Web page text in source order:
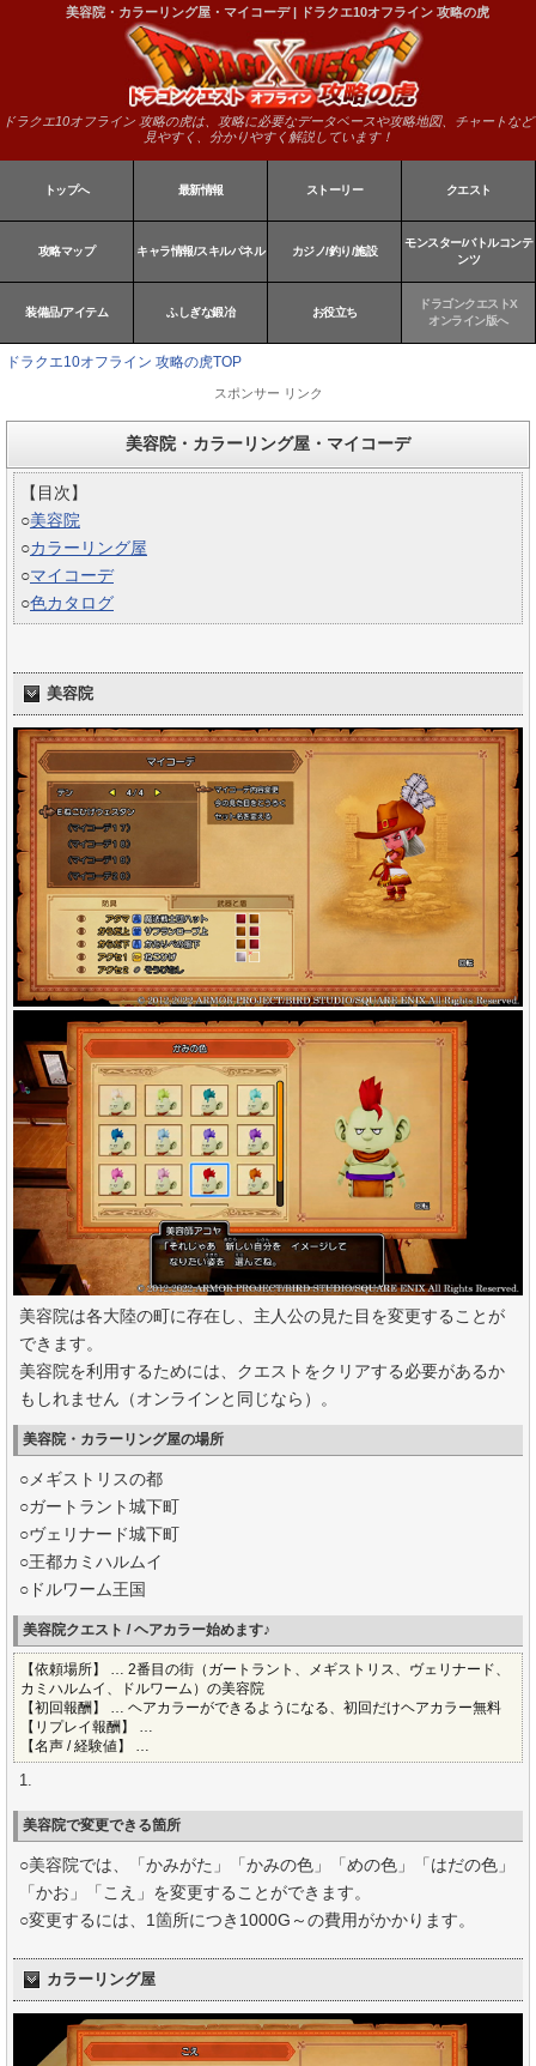
美容院・カラーリング屋・マイコーデ | ドラクエ10オフライン 攻略の虎
ドラクエ10オフライン 攻略の虎は、攻略に必要なデータベースや攻略地図、チャートなど
見やすく、分かりやすく解説しています！
トップへ 最新情報 ストーリー クエスト
攻略マップ キャラ情報/スキルパネル カジノ/釣り/施設
モンスター/バトルコンテ
ンツ
装備品/アイテム ふしぎな鍛冶 お役立ち
ドラゴンクエストX
オンライン版へ
ドラクエ10オフライン 攻略の虎TOP
スポンサー リンク
美容院・カラーリング屋・マイコーデ
【目次】
○美容院
○カラーリング屋
○マイコーデ
○色カタログ
美容院
美容院は各大陸の町に存在し、主人公の見た目を変更することが
できます。
美容院を利用するためには、クエストをクリアする必要があるか
もしれません（オンラインと同じなら）。
美容院・カラーリング屋の場所
○メギストリスの都
○ガートラント城下町
○ヴェリナード城下町
○王都カミハルムイ
○ドルワーム王国
美容院クエスト / ヘアカラー始めます♪
【依頼場所】 … 2番目の街（ガートラント、メギストリス、ヴェリナード、
カミハルムイ、ドルワーム）の美容院
【初回報酬】 … ヘアカラーができるようになる、初回だけヘアカラー無料
【リプレイ報酬】 …
【名声 / 経験値】 …
美容院で変更できる箇所
○美容院では、「かみがた」「かみの色」「めの色」「はだの色」
「かお」「こえ」を変更することができます。
○変更するには、1箇所につき1000G～の費用がかかります。
カラーリング屋